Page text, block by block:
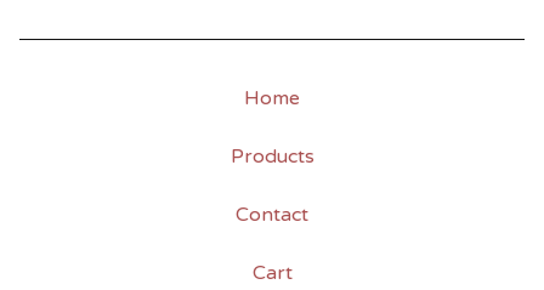
Home
Products
Contact
Cart